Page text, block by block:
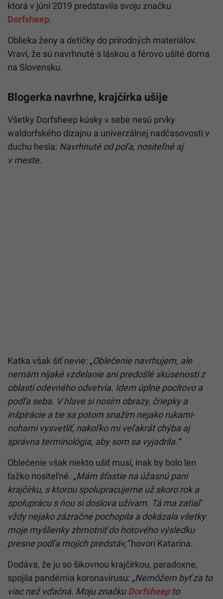
ktorá v júni 2019 predstavila svoju značku
Dorfsheep.
Oblieka ženy a detičky do prírodných materiálov.
Vraví, že sú navrhnuté s láskou a férovo ušité doma
na Slovensku.
Blogerka navrhne, krajčírka ušije
Všetky Dorfsheep kúsky v sebe nesú prvky
waldorfského dizajnu a univerzálnej nadčasovosti v
duchu hesla: Navrhnuté od poľa, nositeľné aj
v meste.
Katka však šiť nevie: „Oblečenie navrhujem, ale
nemám nijaké vzdelanie ani predošlé skúsenosti z
oblasti odevného odvetvia. Idem úplne pocitovo a
podľa seba. V hlave si nosím obrazy, čriepky a
inšpirácie a tie sa potom snažím nejako rukami-
nohami vysvetliť, nakoľko mi veľakrát chýba aj
správna terminológia, aby som sa vyjadrila.“
Oblečenie však niekto ušiť musí, inak by bolo len
ťažko nositeľné. „Mám šťastie na úžasnú pani
krajčírku, s ktorou spolupracujeme už skoro rok a
spoluprácu s ňou si doslova užívam. Tá ma zatiaľ
vždy nejako zázračne pochopila a dokázala všetky
moje myšlienky zhmotniť do hotového výsledku
presne podľa mojich predstáv,“hovorí Katarína.
Dodáva, že ju so šikovnou krajčírkou, paradoxne,
spojila pandémia koronavírusu: „Nemôžem byť za to
viac než vďačná. Moju značkuDorfsheepto